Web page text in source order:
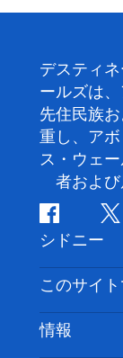
デスティ
ールズは
先住民族
重し、ア
ス・ウェ
者および
フ
ェ
イ
ス
ブ
ッ
ツ
ッ
タ
ー
シドニー
お問い合わ
免責事項
このサイ
目的地
情報